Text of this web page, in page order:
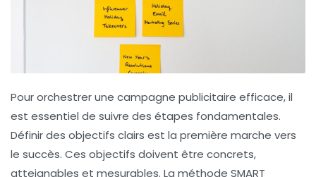
Pour orchestrer une campagne publicitaire efficace, il
est essentiel de suivre des étapes fondamentales.
Définir des objectifs clairs est la première marche vers
le succès. Ces objectifs doivent être concrets,
atteignables et mesurables. La méthode SMART